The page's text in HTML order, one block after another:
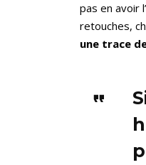
pas en avoir
retouches,
une trace